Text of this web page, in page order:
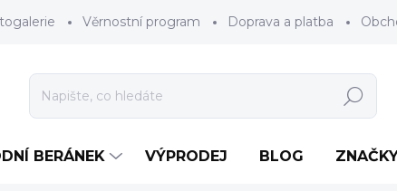
Věrnostní program Doprava a platba
Hledat
BERÁNEK VÝPRODEJ BLOG